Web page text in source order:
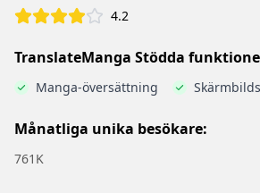
4.2
TranslateManga Stödda
Manga-översättning
Månatliga unika besökare:
761K